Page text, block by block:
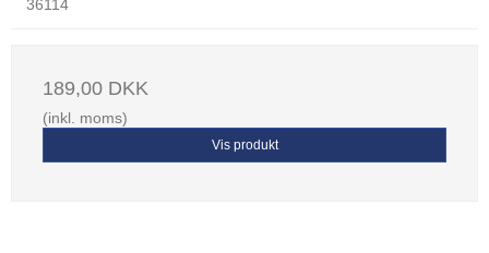
36114
189,00 DKK
(inkl. moms)
Vis produkt